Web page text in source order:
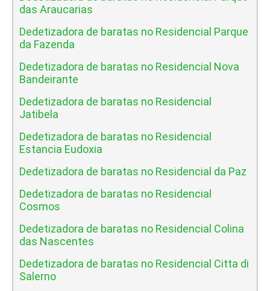
das Araucarias
Dedetizadora de baratas no Residencial Parque
da Fazenda
Dedetizadora de baratas no Residencial Nova
Bandeirante
Dedetizadora de baratas no Residencial
Jatibela
Dedetizadora de baratas no Residencial
Estancia Eudoxia
Dedetizadora de baratas no Residencial da Paz
Dedetizadora de baratas no Residencial
Cosmos
Dedetizadora de baratas no Residencial Colina
das Nascentes
Dedetizadora de baratas no Residencial Citta di
Salerno